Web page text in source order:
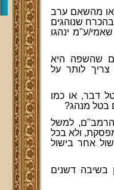
מהשאם ערב
שנוהגים
ע"מ ינהגו
שהשפה היא
לותר על
דבר, או כמו
בטל מנהג?
למשל
ולא בכל
אחר בישול
בשיבה דשנים